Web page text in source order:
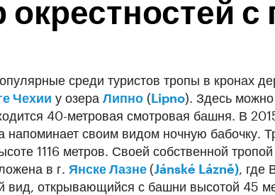
с
среди туристов тропы в кронах
Чехии у озера Липно (Lipno). Здесь
40-метровая смотровая башня. В
напоминает своим видом ночную бабочку.
1116 метров. Своей собственной
в г. Янске Лазне (Jánské Lázně), где
вид, открывающийся с башни высотой 45